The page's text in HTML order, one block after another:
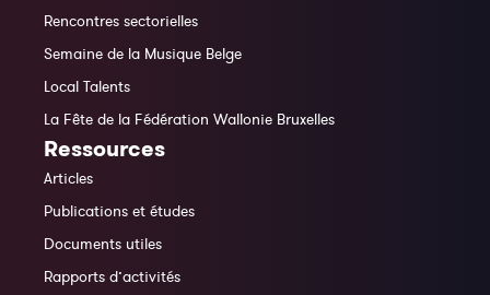
Rencontres sectorielles
Semaine de la Musique Belge
Local Talents
La Fête de la Fédération Wallonie Bruxelles
Ressources
Articles
Publications et études
Documents utiles
Rapports d’activités